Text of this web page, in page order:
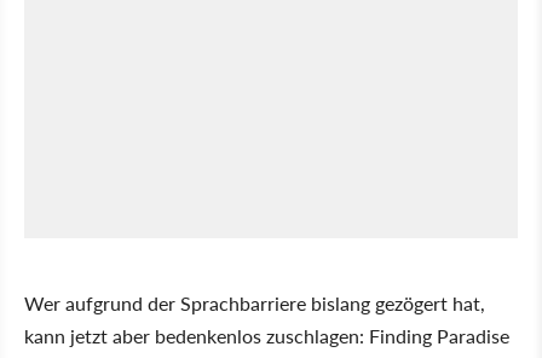
Wer aufgrund der Sprachbarriere bislang gezögert hat,
kann jetzt aber bedenkenlos zuschlagen: Finding Paradise